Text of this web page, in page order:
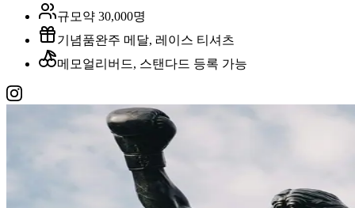
규모 약 30,000명
기념품완주 메달, 레이스 티셔츠
메모 얼리버드, 스탠다드 등록 가능